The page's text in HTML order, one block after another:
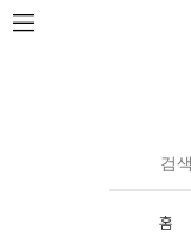
본문 바로가기
홈